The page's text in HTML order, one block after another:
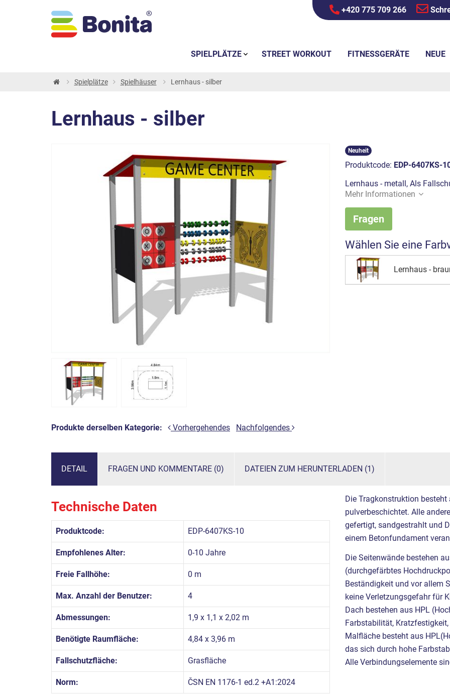
+420 775 709 266
Spielplätze Spielhäuser Lernhaus - silber
Lernhaus - silber
Produkte derselben Kategorie: Vorhergehendes Nachfolgendes
Neuheit
Produktcode: EDP-6407KS-
Lernhaus - metall, Als
Mehr Informationen
Fragen
Wählen Sie eine
Lernhaus -
DETAIL FRAGEN UND KOMMENTARE (0) DATEIEN ZUM HERUNTERLADEN (1)
Technische Daten
Produktcode: EDP-6407KS-10
Empfohlenes Alter: 0-10 Jahre
Freie Fallhöhe: 0 m
Max. Anzahl der Benutzer: 4
Abmessungen: 1,9 x 1,1 x 2,02 m
Benötigte Raumfläche: 4,84 x 3,96 m
Fallschutzfläche: Grasfläche
Norm: ČSN EN 1176-1 ed.2 +A1:2024
Die Tragkonstruktion
pulverbeschichtet. Alle
gefertigt, sandgestrahlt und
einem Betonfundament
Die Seitenwände bestehen
(durchgefärbtes
Beständigkeit und vor allem
keine Verletzungsgefahr für
Dach bestehen aus HPL
Farbstabilität,
Malfläche besteht aus
das sich durch hohe
Alle Verbindungselemente
SPIELPLÄTZE STREET WORKOUT FITNESSGERÄTE NEUE